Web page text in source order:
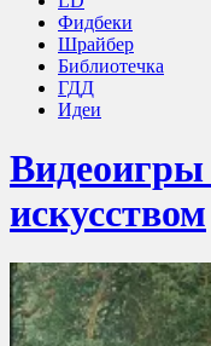
Фидбеки
Шрайбер
Библиотечка
ГДД
Идеи
Видеоигры
искусством